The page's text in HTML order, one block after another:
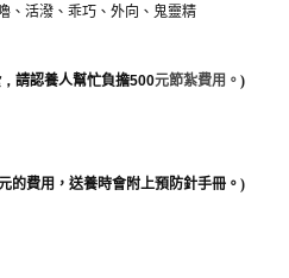
、活潑、乖巧、外向、鬼靈精
請認養人幫忙負擔500元節紮費用。 )
的費用，送養時會附上預防針手冊。 )